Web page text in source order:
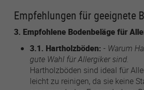
Anbieter Meta Platforms
Laufzeit 1 Jahr
Zweck
Used by Meta Pixel to
it checked browser topics
Empfehlungen für geeignete
3. Empfohlene Bodenbeläge für
3.1. Hartholzböden: - Warum
gute Wahl für Allergiker sind.
Hartholzböden sind ideal für
leicht zu reinigen, da sie keine